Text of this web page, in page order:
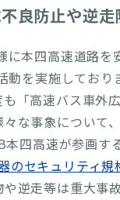
良防止や逆
に本四高速道路
を実施しており
「高速バス車外
な事象について
本四高速が参画す
のセキュリティ規
逆走等は重大事